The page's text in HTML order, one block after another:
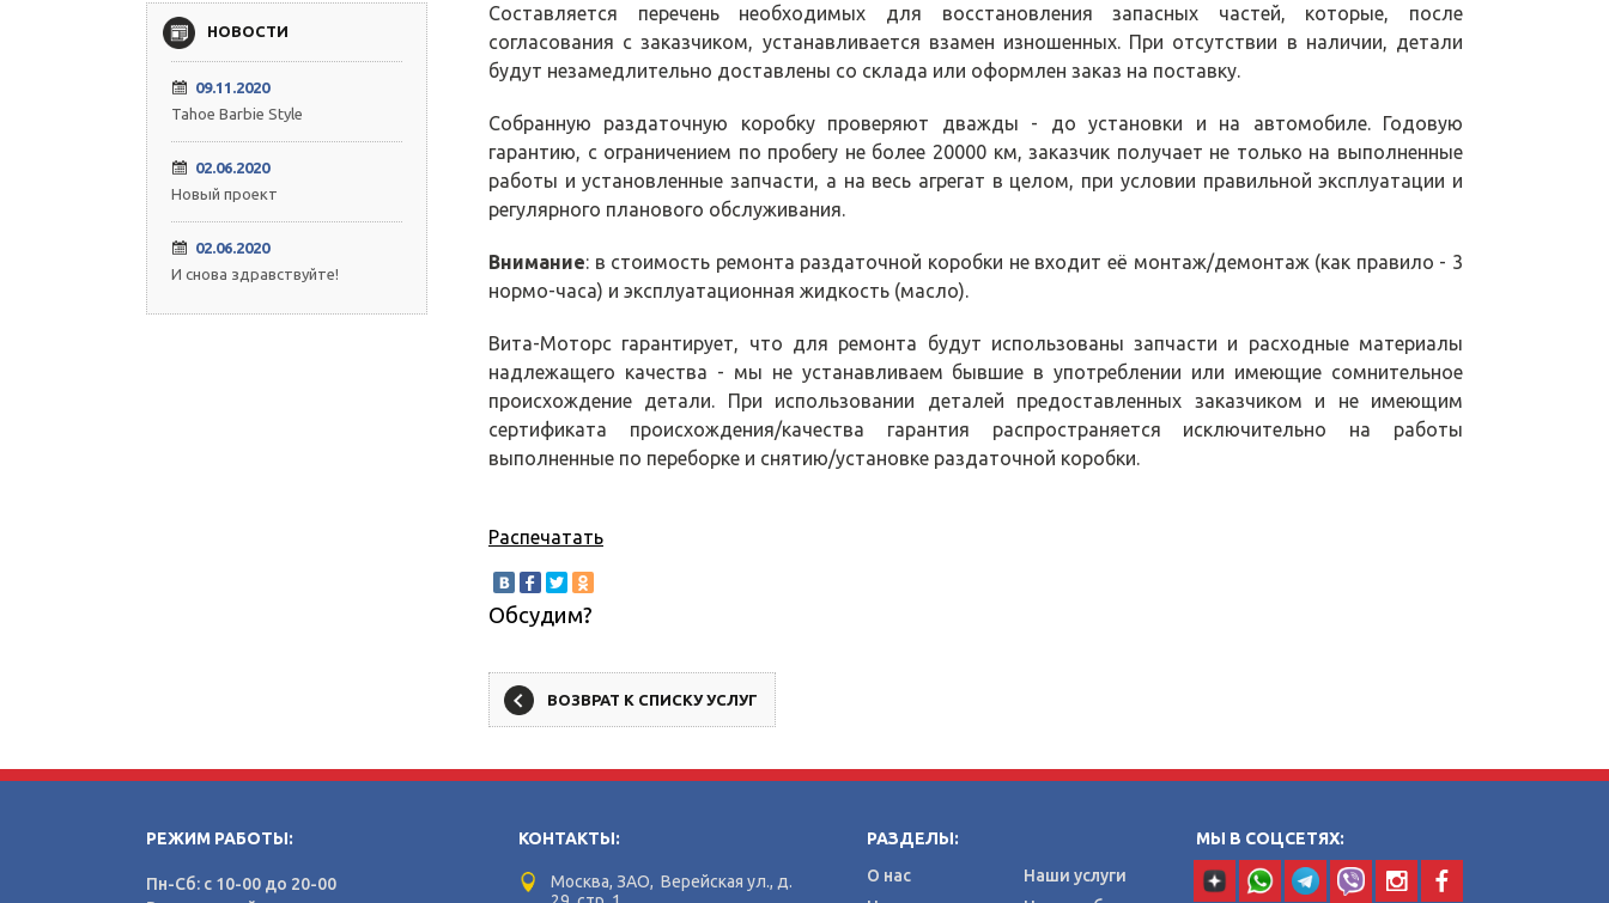
Составляется перечень необходимых для восстановления запасных частей, которые, после
согласования с заказчиком, устанавливается взамен изношенных. При отсутствии в наличии, детали
будут незамедлительно доставлены со склада или оформлен заказ на поставку.
Собранную раздаточную коробку проверяют дважды - до установки и на автомобиле. Годовую
гарантию, с ограничением по пробегу не более 20000 км, заказчик получает не только на выполненные
работы и установленные запчасти, а на весь агрегат в целом, при условии правильной эксплуатации и
регулярного планового обслуживания.
Внимание: в стоимость ремонта раздаточной коробки не входит её монтаж/демонтаж (как правило - 3
нормо-часа) и эксплуатационная жидкость (масло).
Вита-Моторс гарантирует, что для ремонта будут использованы запчасти и расходные материалы
надлежащего качества - мы не устанавливаем бывшие в употреблении или имеющие сомнительное
происхождение детали. При использовании деталей предоставленных заказчиком и не имеющим
сертификата происхождения/качества гарантия распространяется исключительно на работы
выполненные по переборке и снятию/установке раздаточной коробки.
Распечатать
Обсудим?
ВОЗВРАТ К СПИСКУ УСЛУГ
НОВОСТИ
09.11.2020
Tahoe Barbie Style
02.06.2020
Новый проект
02.06.2020
И снова здравствуйте!
РЕЖИМ РАБОТЫ:
Пн-Сб: с 10-00 до 20-00
КОНТАКТЫ:
Москва, ЗАО, Верейская ул., д.
РАЗДЕЛЫ:
О нас
Наши услуги
МЫ В СОЦСЕТЯХ: